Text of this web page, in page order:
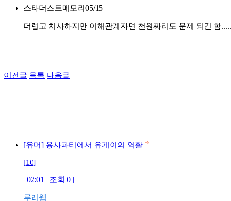
스타더스트메모리 05/15
더럽고 치사하지만 이해관계자면 천원짜리도 문제 되긴 함.....
이전글 목록 다음글
[유머] 용사파티에서 유게이의 역활 +9
[10]
| 02:01 | 조회 0 |
루리웹